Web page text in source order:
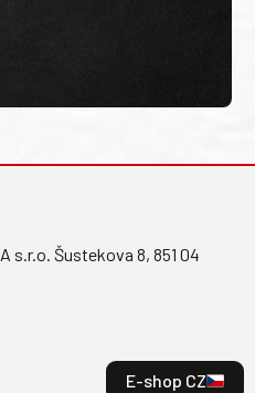
s.r.o. Šustekova 8, 851 04
E-shop CZ